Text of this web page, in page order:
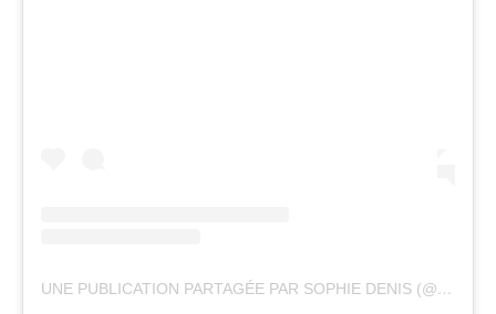
UNE PUBLICATION PARTAGÉE PAR SOPHIE DENIS (@LEJDBN)